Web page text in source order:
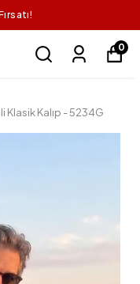
0
Klasik Kalıp - 5234G